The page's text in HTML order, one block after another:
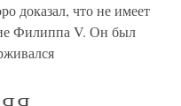
доказал, что не имеет
Филиппа V. Он был